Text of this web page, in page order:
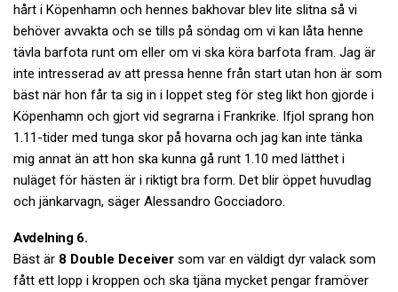
hårt i Köpenhamn och hennes bakhovar blev lite slitna så vi
behöver avvakta och se tills på söndag om vi kan låta henne
tävla barfota runt om eller om vi ska köra barfota fram. Jag är
inte intresserad av att pressa henne från start utan hon är som
bäst när hon får ta sig in i loppet steg för steg likt hon gjorde i
Köpenhamn och gjort vid segrarna i Frankrike. Ifjol sprang hon
1.11-tider med tunga skor på hovarna och jag kan inte tänka
mig annat än att hon ska kunna gå runt 1.10 med lätthet i
nuläget för hästen är i riktigt bra form. Det blir öppet huvudlag
och jänkarvagn, säger Alessandro Gocciadoro.
Avdelning 6.
Bäst är 8 Double Deceiver som var en väldigt dyr valack som
fått ett lopp i kroppen och ska tjäna mycket pengar framöver